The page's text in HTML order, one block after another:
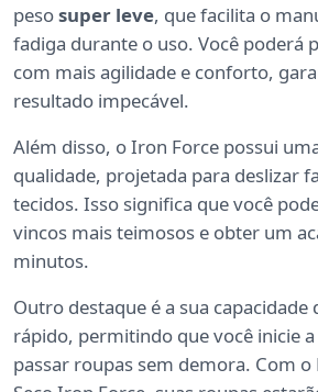
pesosuper leve, que facilita o
fadiga durante o uso. Você poderá
com mais agilidade e conforto,
resultado impecável.
Além disso, o Iron Force possui
qualidade, projetada para deslizar
tecidos. Isso significa que você
vincos mais teimosos e obter um
minutos.
Outro destaque é a sua
rápido, permitindo que você inicie
passar roupas sem demora. Com o